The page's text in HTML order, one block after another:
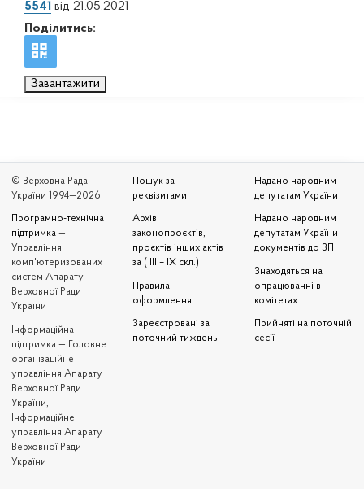
5541 від 21.05.2021
Поділитись:
Завантажити
© Верховна Рада
України 1994—2026
Програмно-технічна
підтримка —
Управління
комп'ютеризованих
систем Апарату
Верховної Ради
України
Iнформаційна
підтримка — Головне
організаційне
управління Апарату
Верховної Ради
України,
Інформаційне
управління Апарату
Верховної Ради
України
Пошук за
реквізитами
Архів
законопроєктів,
проєктів інших актів
за ( III – IX скл.)
Правила
оформлення
Зареєстровані за
поточний тиждень
Надано народним
депутатам України
Надано народним
депутатам України
документів до ЗП
Знаходяться на
опрацюванні в
комітетах
Прийняті на поточній
сесії